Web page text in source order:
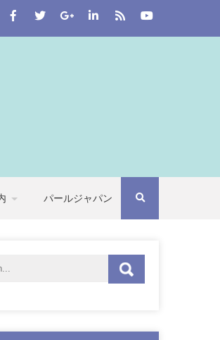
はじめとする七つの自治体から埼玉全
パールジャパン